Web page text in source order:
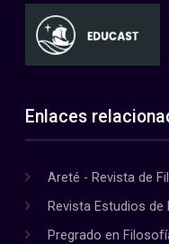
Enlaces
Areté - Revista de
Revista Estudios de
Pregrado en